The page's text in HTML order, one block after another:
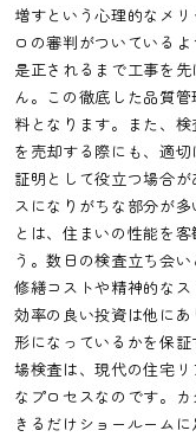
増すという心理的なメ
ロの審判がついている
是正されるまで工事を
ん。この徹底した品質
料となります。また、
を売却する際にも、適
証明として役立つ場合
スになりがちな部分が
とは、住まいの性能を
う。数日の検査立ち会
修繕コストや精神的な
効率の良い投資は他に
形になっているかを保
場検査は、現代の住宅
なプロセスなのです。
きるだけショールーム